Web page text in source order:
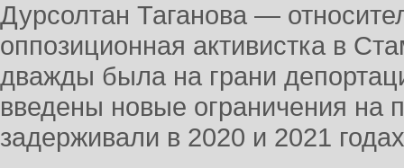
Дурсолтан Таганова —
оппозиционная активистка в
дважды была на грани
введены новые ограничения на
задерживали в 2020 и 2021